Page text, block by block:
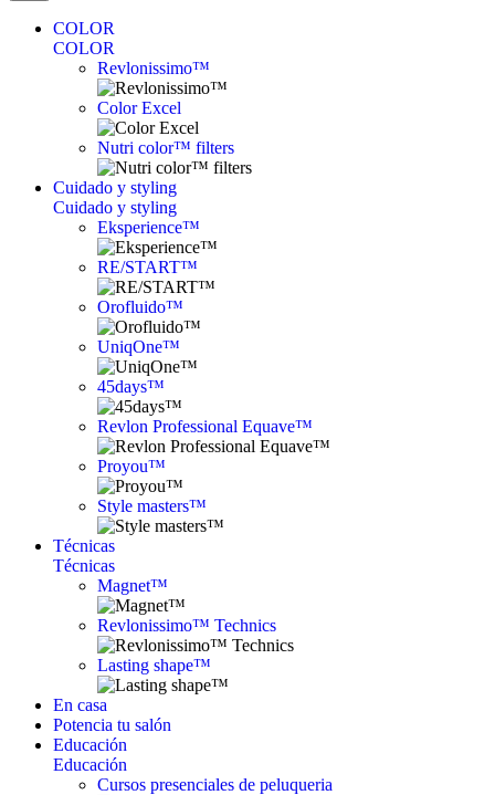
COLOR
COLOR
Revlonissimo™
Color Excel
Nutri color™ filters
Cuidado y styling
Cuidado y styling
Eksperience™
RE/START™
Orofluido™
UniqOne™
45days™
Revlon Professional Equave™
Proyou™
Style masters™
Técnicas
Técnicas
Magnet™
Revlonissimo™ Technics
Lasting shape™
En casa
Potencia tu salón
Educación
Educación
Cursos presenciales de peluqueria